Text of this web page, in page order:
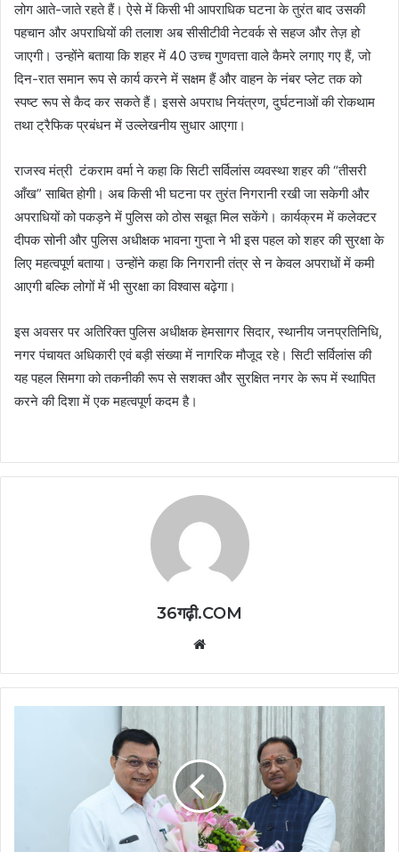
लोग आते-जाते रहते हैं। ऐसे में किसी भी आपराधिक घटना के तुरंत बाद उसकी
पहचान और अपराधियों की तलाश अब सीसीटीवी नेटवर्क से सहज और तेज़ हो
जाएगी। उन्होंने बताया कि शहर में 40 उच्च गुणवत्ता वाले कैमरे लगाए गए हैं, जो
दिन-रात समान रूप से कार्य करने में सक्षम हैं और वाहन के नंबर प्लेट तक को
स्पष्ट रूप से कैद कर सकते हैं। इससे अपराध नियंत्रण, दुर्घटनाओं की रोकथाम
तथा ट्रैफिक प्रबंधन में उल्लेखनीय सुधार आएगा।
राजस्व मंत्री टंकराम वर्मा ने कहा कि सिटी सर्विलांस व्यवस्था शहर की “तीसरी
आँख” साबित होगी। अब किसी भी घटना पर तुरंत निगरानी रखी जा सकेगी और
अपराधियों को पकड़ने में पुलिस को ठोस सबूत मिल सकेंगे। कार्यक्रम में कलेक्टर
दीपक सोनी और पुलिस अधीक्षक भावना गुप्ता ने भी इस पहल को शहर की सुरक्षा के
लिए महत्वपूर्ण बताया। उन्होंने कहा कि निगरानी तंत्र से न केवल अपराधों में कमी
आएगी बल्कि लोगों में भी सुरक्षा का विश्वास बढ़ेगा।
इस अवसर पर अतिरिक्त पुलिस अधीक्षक हेमसागर सिदार, स्थानीय जनप्रतिनिधि,
नगर पंचायत अधिकारी एवं बड़ी संख्या में नागरिक मौजूद रहे। सिटी सर्विलांस की
यह पहल सिमगा को तकनीकी रूप से सशक्त और सुरक्षित नगर के रूप में स्थापित
करने की दिशा में एक महत्वपूर्ण कदम है।
36गढ़ी.COM